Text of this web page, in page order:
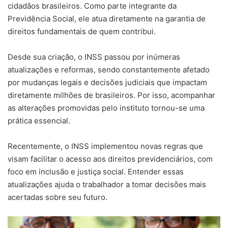
cidadãos brasileiros. Como parte integrante da
Previdência Social, ele atua diretamente na garantia de
direitos fundamentais de quem contribui.
Desde sua criação, o INSS passou por inúmeras
atualizações e reformas, sendo constantemente afetado
por mudanças legais e decisões judiciais que impactam
diretamente milhões de brasileiros. Por isso, acompanhar
as alterações promovidas pelo instituto tornou-se uma
prática essencial.
Recentemente, o INSS implementou novas regras que
visam facilitar o acesso aos direitos previdenciários, com
foco em inclusão e justiça social. Entender essas
atualizações ajuda o trabalhador a tomar decisões mais
acertadas sobre seu futuro.